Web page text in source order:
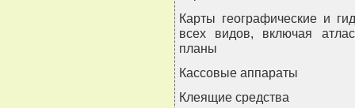
Карты географические и
всех видов, включая
планы
Кассовые аппараты
Клеящие средства